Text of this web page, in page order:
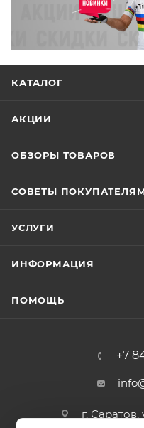
КАТАЛОГ
АКЦИИ
ОБЗОРЫ ТОВАРОВ
СОВЕТЫ
УСЛУГИ
ИНФОРМАЦИЯ
ПОМОЩЬ
+7
г. Саратов,